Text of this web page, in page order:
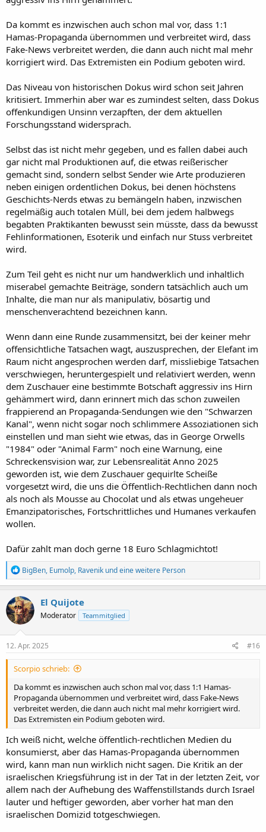
Da kommt es inzwischen auch schon mal vor, dass 1:1
Hamas-Propaganda übernommen und verbreitet wird, dass
Fake-News verbreitet werden, die dann auch nicht mal mehr
korrigiert wird. Das Extremisten ein Podium geboten wird.
Das Niveau von historischen Dokus wird schon seit Jahren
kritisiert. Immerhin aber war es zumindest selten, dass Dokus
offenkundigen Unsinn verzapften, der dem aktuellen
Forschungsstand widersprach.
Selbst das ist nicht mehr gegeben, und es fallen dabei auch
gar nicht mal Produktionen auf, die etwas reißerischer
gemacht sind, sondern selbst Sender wie Arte produzieren
neben einigen ordentlichen Dokus, bei denen höchstens
Geschichts-Nerds etwas zu bemängeln haben, inzwischen
regelmäßig auch totalen Müll, bei dem jedem halbwegs
begabten Praktikanten bewusst sein müsste, dass da bewusst
Fehlinformationen, Esoterik und einfach nur Stuss verbreitet
wird.
Zum Teil geht es nicht nur um handwerklich und inhaltlich
miserabel gemachte Beiträge, sondern tatsächlich auch um
Inhalte, die man nur als manipulativ, bösartig und
menschenverachtend bezeichnen kann.
Wenn dann eine Runde zusammensitzt, bei der keiner mehr
offensichtliche Tatsachen wagt, auszusprechen, der Elefant im
Raum nicht angesprochen werden darf, missliebige Tatsachen
verschwiegen, heruntergespielt und relativiert werden, wenn
dem Zuschauer eine bestimmte Botschaft aggressiv ins Hirn
gehämmert wird, dann erinnert mich das schon zuweilen
frappierend an Propaganda-Sendungen wie den "Schwarzen
Kanal", wenn nicht sogar noch schlimmere Assoziationen sich
einstellen und man sieht wie etwas, das in George Orwells
"1984" oder "Animal Farm" noch eine Warnung, eine
Schreckensvision war, zur Lebensrealität Anno 2025
geworden ist, wie dem Zuschauer gequirlte Scheiße
vorgesetzt wird, die uns die Öffentlich-Rechtlichen dann noch
als noch als Mousse au Chocolat und als etwas ungeheuer
Emanzipatorisches, Fortschrittliches und Humanes verkaufen
wollen.
Dafür zahlt man doch gerne 18 Euro Schlagmichtot!
R
e
a
k
t
i
o
n
e
BigBen, Eumolp, Ravenik und eine weitere Person
El Quijote
Moderator Teammitglied
12. Apr. 2025 #16
Scorpio schrieb:
Da kommt es inzwischen auch schon mal vor, dass 1:1 Hamas-
Propaganda übernommen und verbreitet wird, dass Fake-News
verbreitet werden, die dann auch nicht mal mehr korrigiert wird.
Das Extremisten ein Podium geboten wird.
Ich weiß nicht, welche öffentlich-rechtlichen Medien du
konsumierst, aber das Hamas-Propaganda übernommen
wird, kann man nun wirklich nicht sagen. Die Kritik an der
israelischen Kriegsführung ist in der Tat in der letzten Zeit, vor
allem nach der Aufhebung des Waffenstillstands durch Israel
lauter und heftiger geworden, aber vorher hat man den
israelischen Domizid totgeschwiegen.